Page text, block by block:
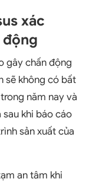
xác
gây chấn động
sẽ không có bất
năm nay và
khi báo cáo
sản xuất của
an tâm khi